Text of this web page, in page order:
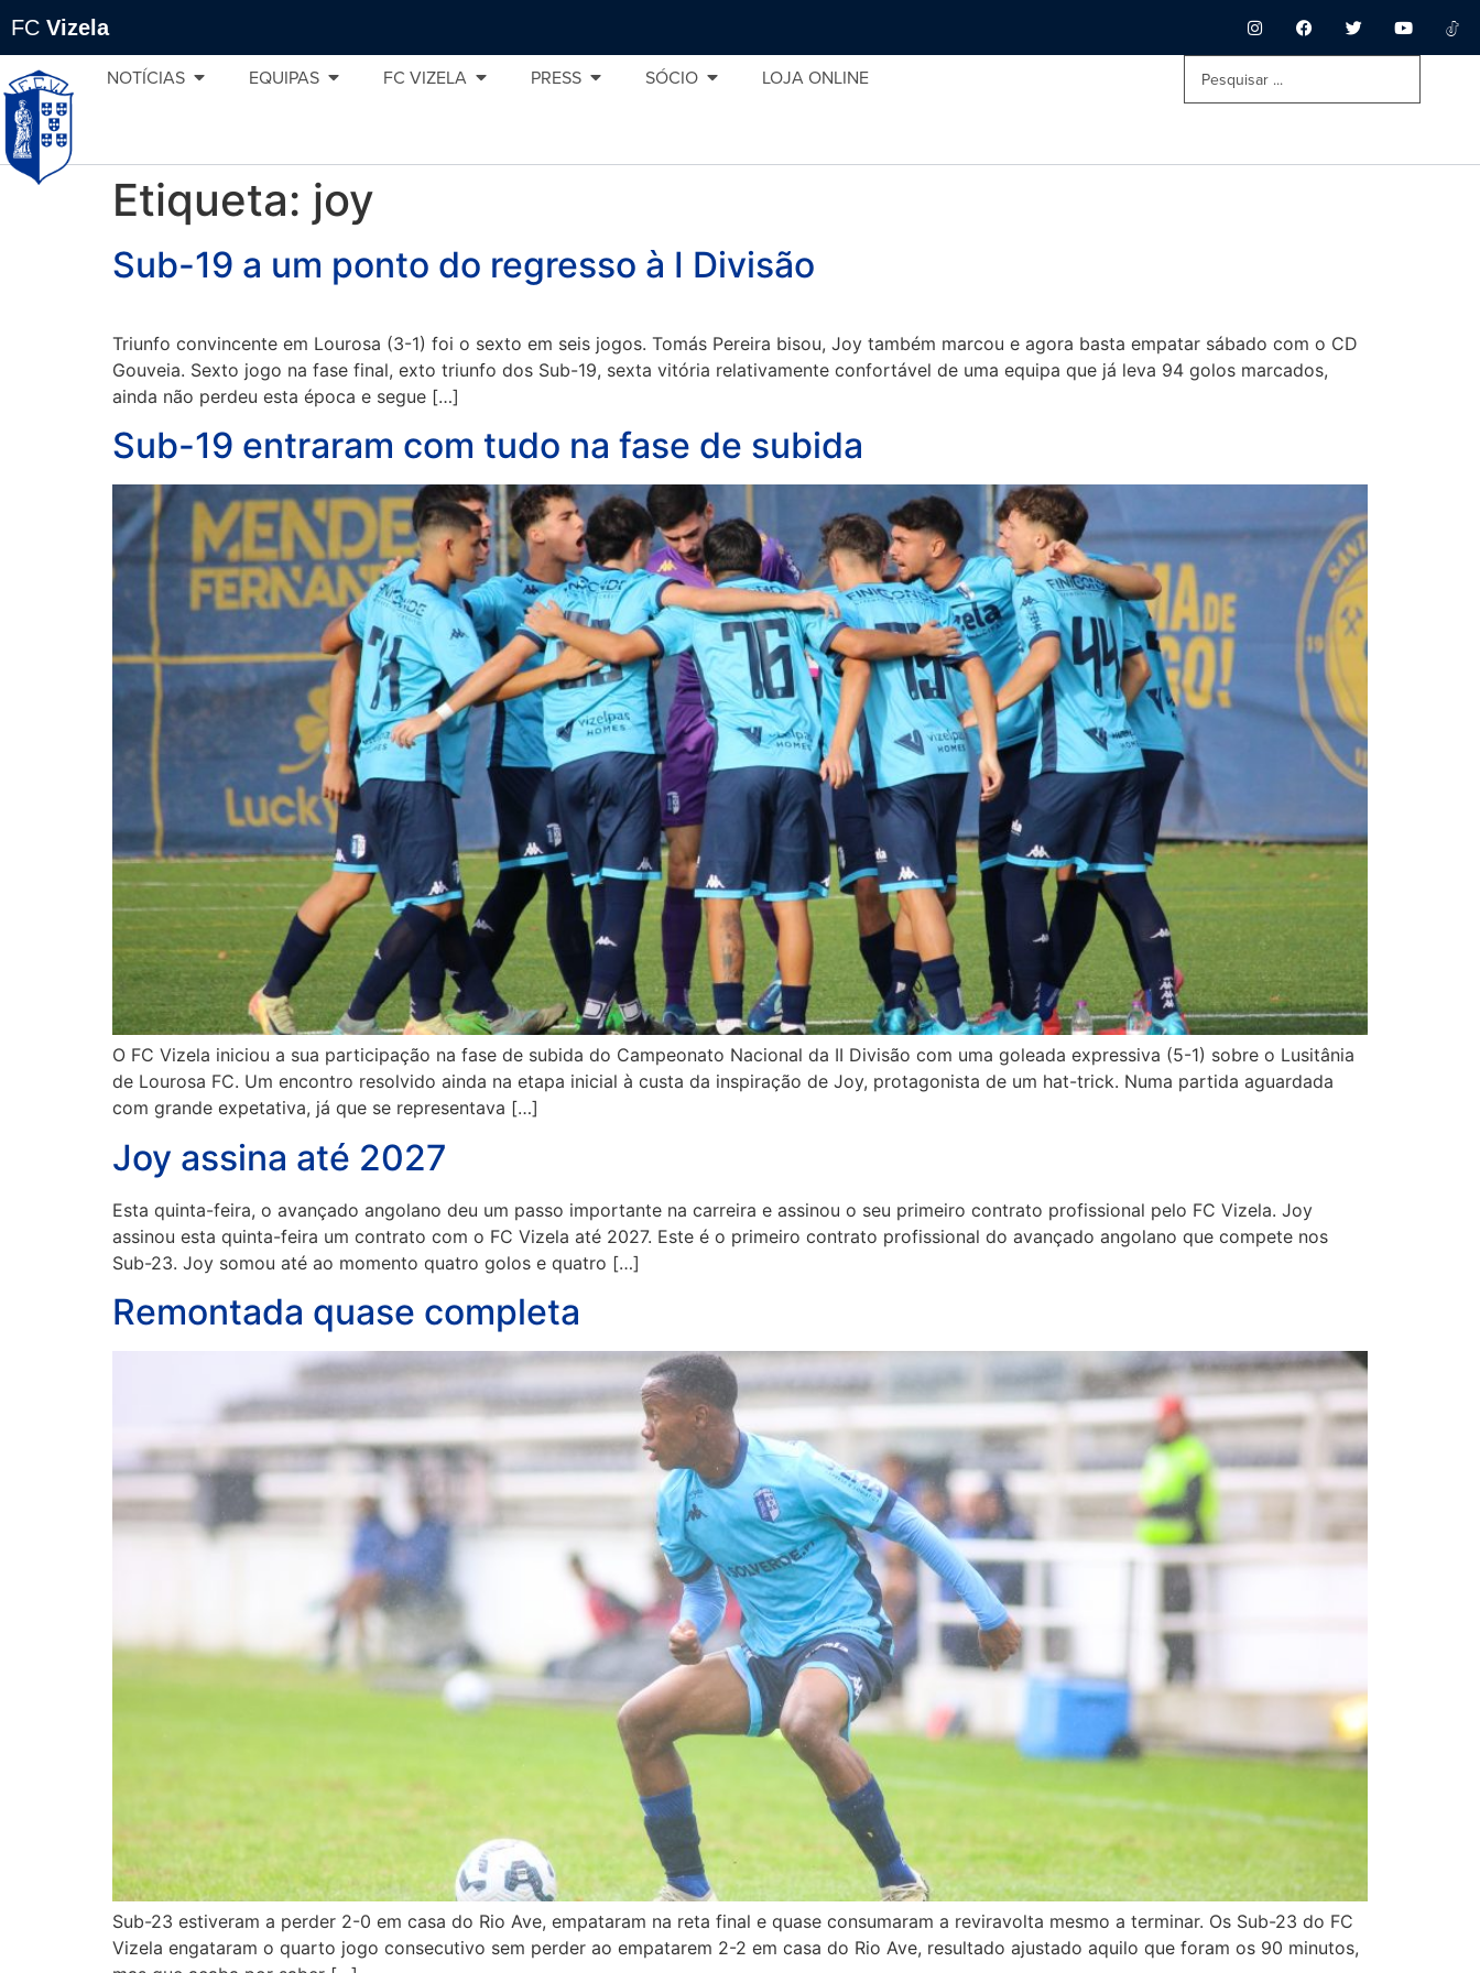
FC Vizela
NOTÍCIAS EQUIPAS FC VIZELA PRESS SÓCIO LOJA ONLINE
Etiqueta: joy
Sub-19 a um ponto do regresso à I Divisão
Triunfo convincente em Lourosa (3-1) foi o sexto em seis jogos. Tomás Pereira bisou, Joy também marcou e agora basta empatar sábado com o CD
Gouveia. Sexto jogo na fase final, exto triunfo dos Sub-19, sexta vitória relativamente confortável de uma equipa que já leva 94 golos marcados,
ainda não perdeu esta época e segue […]
Sub-19 entraram com tudo na fase de subida
O FC Vizela iniciou a sua participação na fase de subida do Campeonato Nacional da II Divisão com uma goleada expressiva (5-1) sobre o Lusitânia
de Lourosa FC. Um encontro resolvido ainda na etapa inicial à custa da inspiração de Joy, protagonista de um hat-trick. Numa partida aguardada
com grande expetativa, já que se representava […]
Joy assina até 2027
Esta quinta-feira, o avançado angolano deu um passo importante na carreira e assinou o seu primeiro contrato profissional pelo FC Vizela. Joy
assinou esta quinta-feira um contrato com o FC Vizela até 2027. Este é o primeiro contrato profissional do avançado angolano que compete nos
Sub-23. Joy somou até ao momento quatro golos e quatro […]
Remontada quase completa
Sub-23 estiveram a perder 2-0 em casa do Rio Ave, empataram na reta final e quase consumaram a reviravolta mesmo a terminar. Os Sub-23 do FC
Vizela engataram o quarto jogo consecutivo sem perder ao empatarem 2-2 em casa do Rio Ave, resultado ajustado aquilo que foram os 90 minutos,